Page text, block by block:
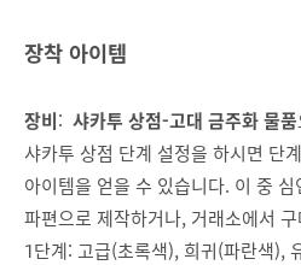
장착 아이템
장비: 샤카투 상점-고대 금주화 물품
샤카투 상점 단계 설정을 하시면 단
아이템을 얻을 수 있습니다. 이 중
파편으로 제작하거나, 거래소에서
1단계: 고급(초록색), 희귀(파란색),